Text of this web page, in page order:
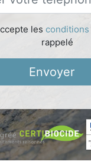
les conditions
rappelé
Envoyer